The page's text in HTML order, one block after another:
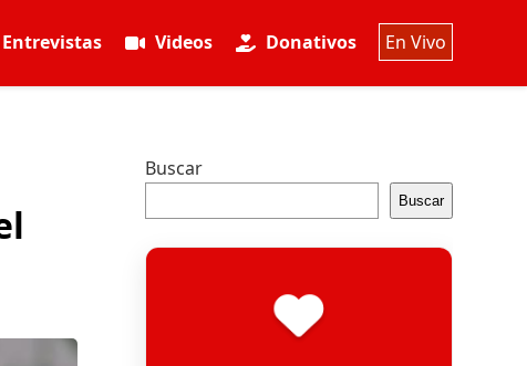
Entrevistas Videos Donativos En Vivo
Buscar
Buscar